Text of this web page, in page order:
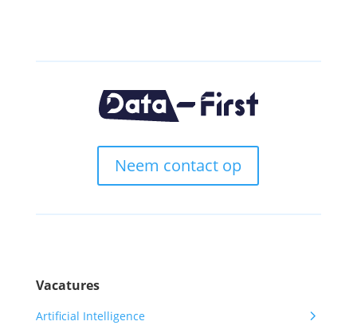
Neem contact op
Vacatures
Artificial Intelligence 5